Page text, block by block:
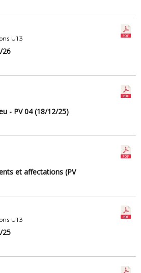
U13
26
- PV 04 (18/12/25)
et affectations (PV
U13
25